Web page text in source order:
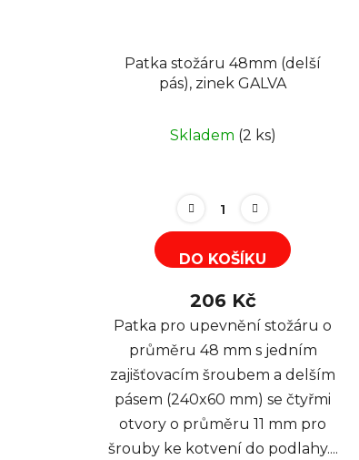
Patka stožáru 48mm (delší
pás), zinek GALVA
Skladem (2 ks)
DO KOŠÍKU
206 Kč
Patka pro upevnění stožáru o
průměru 48 mm s jedním
zajišťovacím šroubem a delším
pásem (240x60 mm) se čtyřmi
otvory o průměru 11 mm pro
šrouby ke kotvení do podlahy....